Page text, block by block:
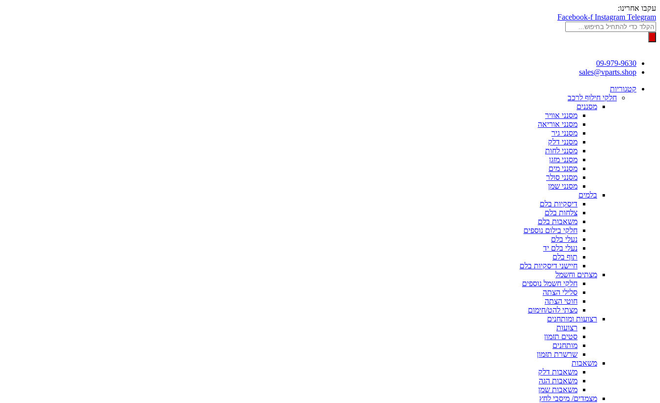
דלג
לתוכן
עקבו אחרינו:
Facebook-f Instagram Telegram
Products
search
09-979-9630
sales@vparts.shop
קטגוריות
חלקי חילוף לרכב
מסננים
מסנני אוויר
מסנני אוריאה
מסנני גיר
מסנני דלק
מסנני לחות
מסנני מזגן
מסנני מים
מסנני סולר
מסנני שמן
בלמים
דיסקיות בלם
צלחות בלם
משאבות בלם
חלקי בילום נוספים
נעלי בלם
נעלי בלם יד
תוף בלם
חיישני דיסקיות בלם
מצתים וחשמל
חלקי חשמל נוספים
סלילי הצתה
חוטי הצתה
מצתי להט/חימום
רצועות ומותחנים
רצועות
סטים תזמון
מותחנים
שרשרת תזמון
משאבות
משאבות דלק
משאבות הגה
משאבות שמן
מצמדים/ מיסבי לחץ